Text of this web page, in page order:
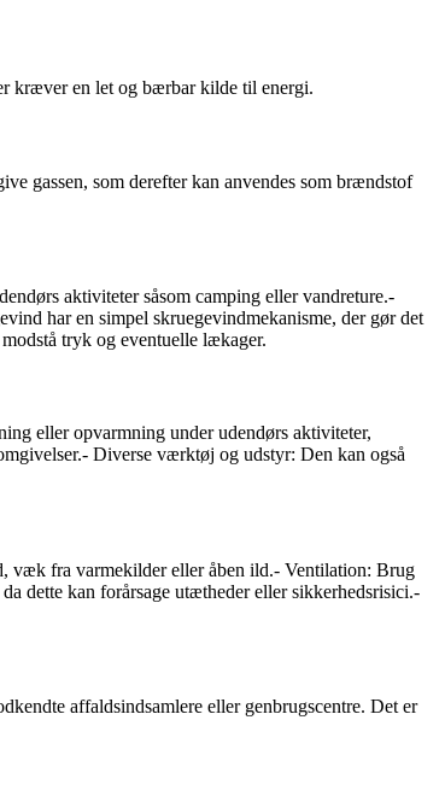
kræver en let og bærbar kilde til energi.
gassen, som derefter kan anvendes som brændstof
aktiviteter såsom camping eller vandreture.-
har en simpel skruegevindmekanisme, der gør det
tryk og eventuelle lækager.
eller opvarmning under udendørs aktiviteter,
Diverse værktøj og udstyr: Den kan også
væk fra varmekilder eller åben ild.- Ventilation: Brug
dette kan forårsage utætheder eller sikkerhedsrisici.-
affaldsindsamlere eller genbrugscentre. Det er